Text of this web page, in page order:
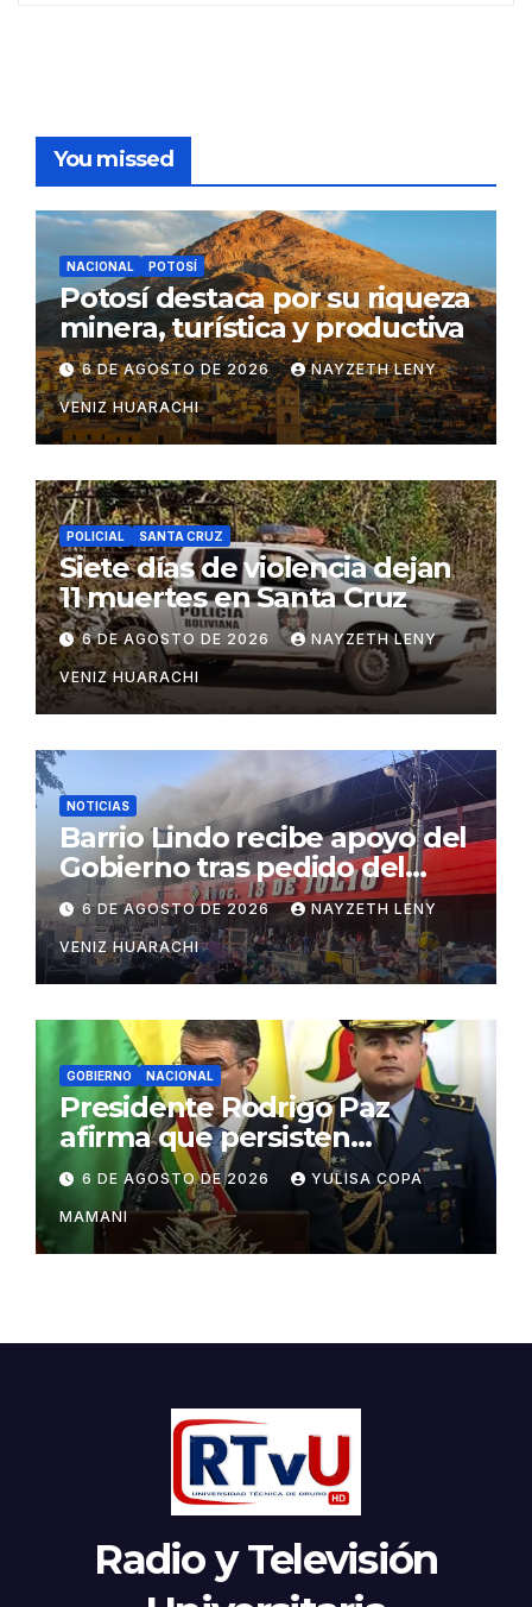
You missed
NACIONAL POTOSÍ
Potosí destaca por su riqueza
minera, turística y productiva
6 DE AGOSTO DE 2026 NAYZETH LENY
VENIZ HUARACHI
POLICIAL SANTA CRUZ
Siete días de violencia dejan
11 muertes en Santa Cruz
6 DE AGOSTO DE 2026 NAYZETH LENY
VENIZ HUARACHI
NOTICIAS
Barrio Lindo recibe apoyo del
Gobierno tras pedido del
vicepresidente Lara
6 DE AGOSTO DE 2026 NAYZETH LENY
VENIZ HUARACHI
GOBIERNO NACIONAL
Presidente Rodrigo Paz
afirma que persisten
amenazas contra la
estabilidad del país
6 DE AGOSTO DE 2026 YULISA COPA
MAMANI
Radio y Televisión